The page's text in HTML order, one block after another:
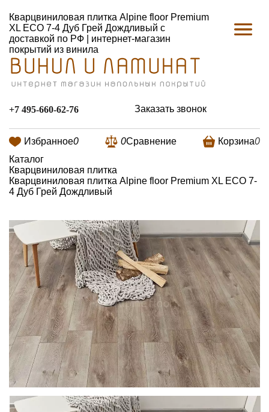
Кварцвиниловая плитка Alpine floor Premium
XL ECO 7-4 Дуб Грей Дождливый с
доставкой по РФ | интернет-магазин
покрытий из винила
+7 495-660-62-76 Заказать звонок
Избранное0 0Сравнение Корзина0
Каталог
Кварцвиниловая плитка
Кварцвиниловая плитка Alpine floor Premium XL ECO 7-
4 Дуб Грей Дождливый